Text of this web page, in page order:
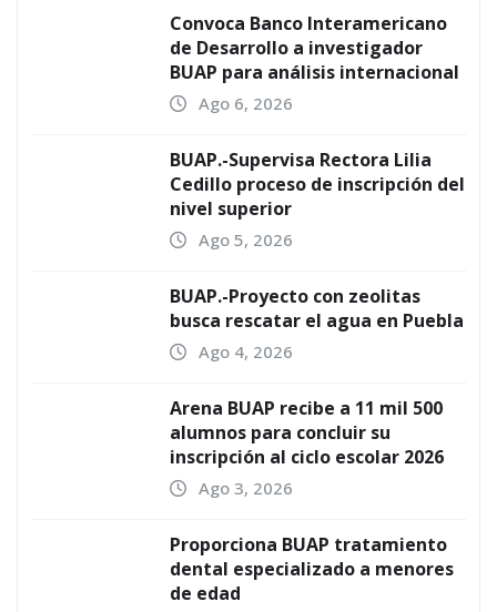
Convoca Banco Interamericano
de Desarrollo a investigador
BUAP para análisis internacional
Ago 6, 2026
BUAP.-Supervisa Rectora Lilia
Cedillo proceso de inscripción del
nivel superior
Ago 5, 2026
BUAP.-Proyecto con zeolitas
busca rescatar el agua en Puebla
Ago 4, 2026
Arena BUAP recibe a 11 mil 500
alumnos para concluir su
inscripción al ciclo escolar 2026
Ago 3, 2026
Proporciona BUAP tratamiento
dental especializado a menores
de edad